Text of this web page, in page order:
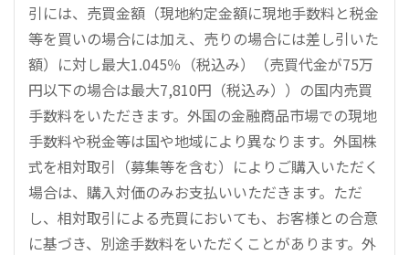
引には、売買金額（現地約定金額に現地手数料と税金
等を買いの場合には加え、売りの場合には差し引いた
額）に対し最大1.045％（税込み）（売買代金が75万
円以下の場合は最大7,810円（税込み））の国内売買
手数料をいただきます。外国の金融商品市場での現地
手数料や税金等は国や地域により異なります。外国株
式を相対取引（募集等を含む）によりご購入いただく
場合は、購入対価のみお支払いいただきます。ただ
し、相対取引による売買においても、お客様との合意
に基づき、別途手数料をいただくことがあります。外